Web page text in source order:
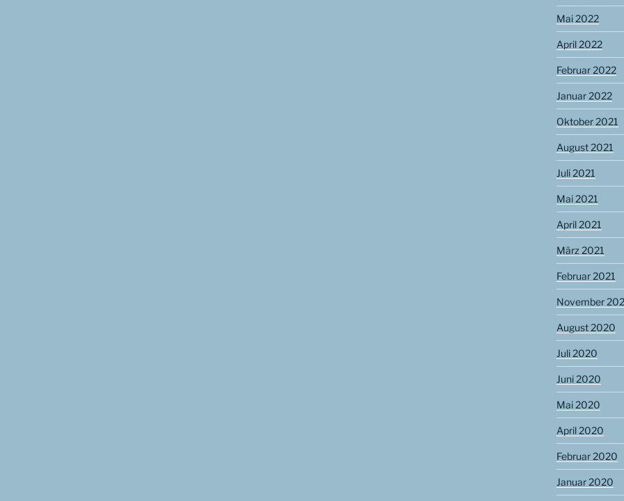
Mai 2022
April 2022
Februar 2022
Januar 2022
Oktober 2021
August 2021
Juli 2021
Mai 2021
April 2021
März 2021
Februar 2021
November
August 2020
Juli 2020
Juni 2020
Mai 2020
April 2020
Februar 2020
Januar 2020